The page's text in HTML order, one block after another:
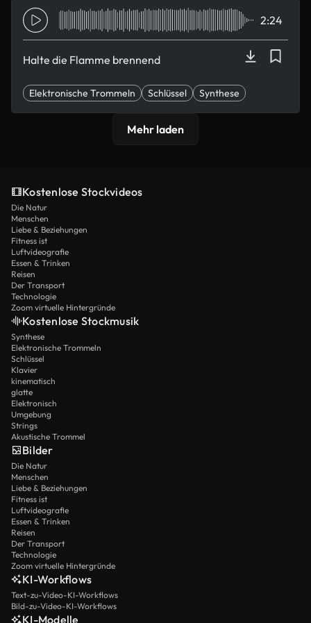
Halte die Flamme brennend
2:24
Elektronische Trommeln Schlüssel
Synthese
Mehr laden
Kostenlose Stockvideos
Die Natur
Menschen
Liebe & Beziehungen
Fitness ist
Luftvideografie
Essen & Trinken
Reisen
Der Transport
Technologie
Zoom virtuelle Hintergründe
Kostenlose Stockmusik
Synthese
Elektronische Trommeln
Schlüssel
Klavier
kinematisch
glatte
Elektronisch
Umgebung
Strings
Akustische Trommel
Bilder
Die Natur
Menschen
Liebe & Beziehungen
Fitness ist
Luftvideografie
Essen & Trinken
Reisen
Der Transport
Technologie
Zoom virtuelle Hintergründe
KI-Workflows
Text-zu-Video-KI-Workflows
Bild-zu-Video-KI-Workflows
KI-Modelle